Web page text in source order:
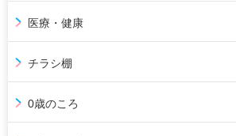
医療・健康
チラシ棚
0歳のころ